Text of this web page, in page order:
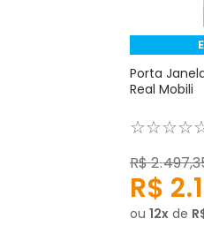
Porta
Real Mobili
☆☆☆☆
R$2.497,
R$ 2.
ou 12 de